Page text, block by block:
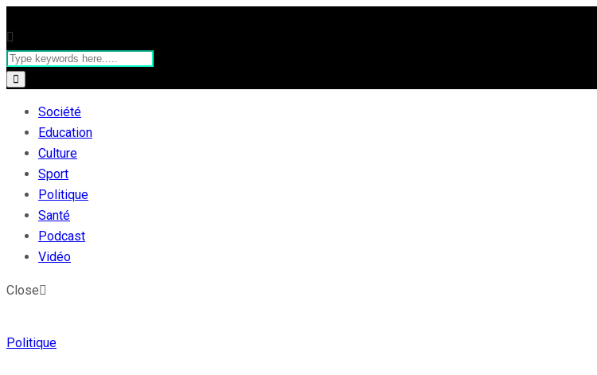
Société
Education
Culture
Sport
Politique
Santé
Podcast
Vidéo
Close
Politique